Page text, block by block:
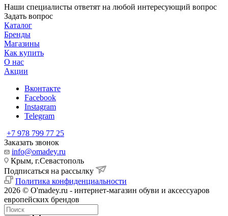
Наши специалисты ответят на любой интересующий вопрос
Задать вопрос
Каталог
Бренды
Магазины
Как купить
О нас
Акции
Вконтакте
Facebook
Instagram
Telegram
+7 978 799 77 25
Заказать звонок
info@omadey.ru
Крым, г.Севастополь
Подписаться на рассылку
Политика конфиденциальности
2026 © O'madey.ru - интернет-магазин обуви и аксессуаров
европейских брендов